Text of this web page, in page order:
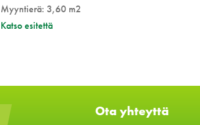
Myyntierä: 3,60 m2
Katso esitettä
Ota yhteyttä